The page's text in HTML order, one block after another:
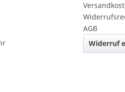
AGB
Widerruf